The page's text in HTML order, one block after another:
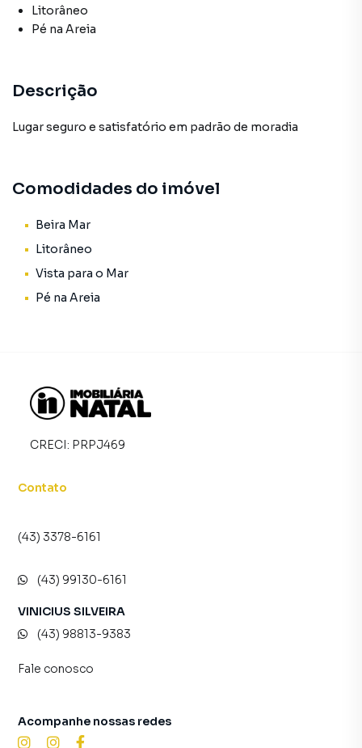
Litorâneo
Pé na Areia
Descrição
Lugar seguro e satisfatório em padrão de moradia
Comodidades do imóvel
Beira Mar
Litorâneo
Vista para o Mar
Pé na Areia
CRECI: PRPJ469
Contato
(43) 3378-6161
(43) 99130-6161
VINICIUS SILVEIRA
(43) 98813-9383
Fale conosco
Acompanhe nossas redes